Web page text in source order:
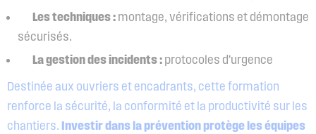
Les techniques : montage, vérifications et démontage
sécurisés.
La gestion des incidents : protocoles d’urgence
Destinée aux ouvriers et encadrants, cette formation
renforce la sécurité, la conformité et la productivité sur les
chantiers. Investir dans la prévention protège les équipes